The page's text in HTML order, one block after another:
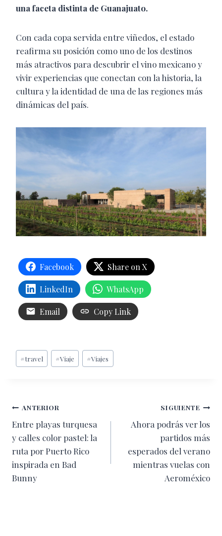
una faceta distinta de Guanajuato.
Con cada copa servida entre viñedos, el estado
reafirma su posición como uno de los destinos
más atractivos para descubrir el vino mexicano y
vivir experiencias que conectan con la historia, la
cultura y la identidad de una de las regiones más
dinámicas del país.
Facebook Share on X
LinkedIn WhatsApp
Email Copy Link
Etiquetas
de
#travel #Viaje #Viajes
Navegación
de
entradas
ANTERIOR
Entre playas turquesa
y calles color pastel: la
ruta por Puerto Rico
inspirada en Bad
Bunny
SIGUIENTE
Ahora podrás ver los
partidos más
esperados del verano
mientras vuelas con
Aeroméxico